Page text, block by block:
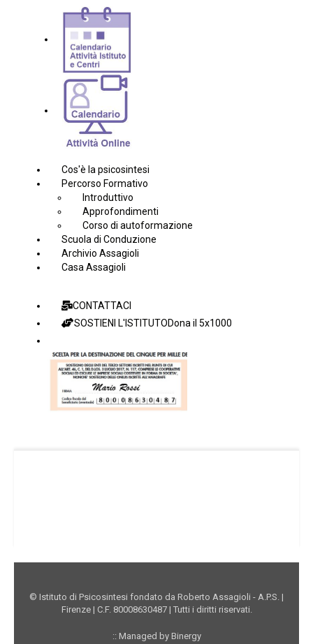
Cos'è la psicosintesi
Percorso Formativo
Introduttivo
Approfondimenti
Corso di autoformazione
Scuola di Conduzione
Archivio Assagioli
Casa Assagioli
CONTATTACI
SOSTIENI L'ISTITUTODona il 5x1000
© Istituto di Psicosintesi fondato da Roberto Assagioli - A.P.S. |
Firenze | C.F. 80008630487 | Tutti i diritti riservati.
:: Managed by Binergy